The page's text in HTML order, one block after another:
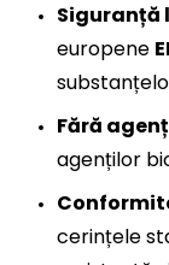
Siguranță
europene
Fără
agenților
cerințele